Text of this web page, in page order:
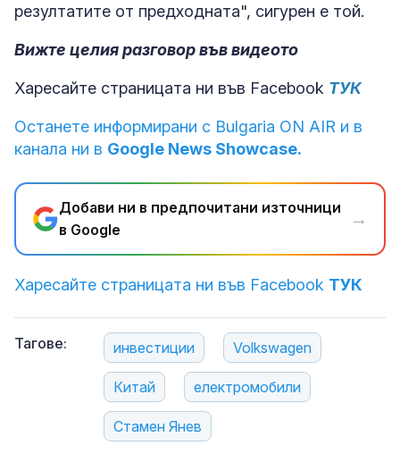
резултатите от предходната", сигурен е той.
Вижте целия разговор във видеото
Харесайте страницата ни във Facebook ТУК
Останете информирани с Bulgaria ON AIR и в
канала ни в Google News Showcase.
Добави ни в предпочитани източници
в Google
→
Харесайте страницата ни във Facebook ТУК
Тагове: инвестиции Volkswagen
Китай електромобили
Стамен Янев